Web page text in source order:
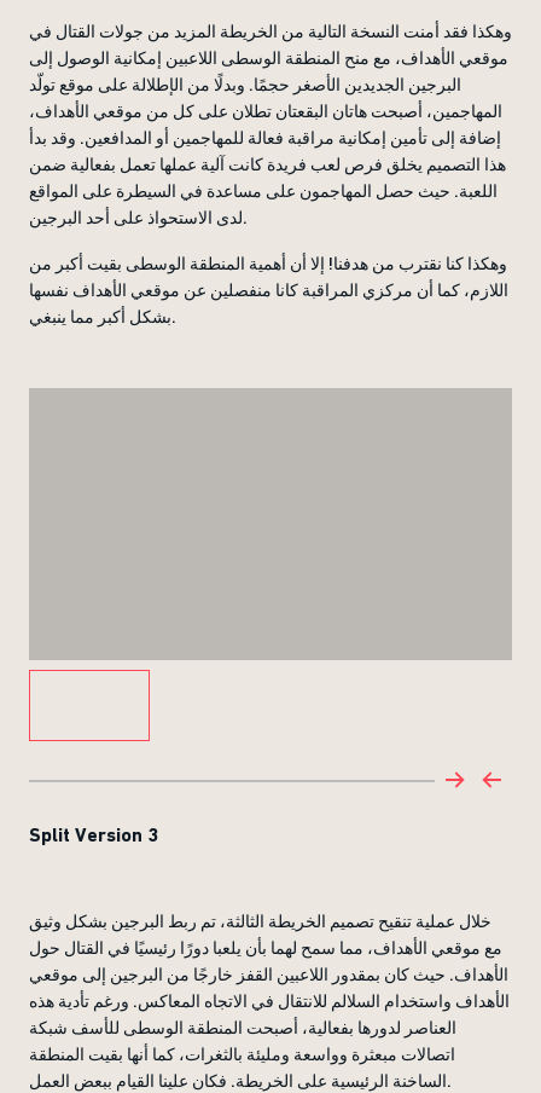
وهكذا فقد أمنت النسخة التالية من الخريطة المزيد من جولات القتال في
موقعي الأهداف، مع منح المنطقة الوسطى اللاعبين إمكانية الوصول إلى
البرجين الجديدين الأصغر حجمًا. وبدلًا من الإطلالة على موقع تولّد
المهاجمين، أصبحت هاتان البقعتان تطلان على كل من موقعي الأهداف،
إضافة إلى تأمين إمكانية مراقبة فعالة للمهاجمين أو المدافعين. وقد بدأ
هذا التصميم يخلق فرص لعب فريدة كانت آلية عملها تعمل بفعالية ضمن
اللعبة. حيث حصل المهاجمون على مساعدة في السيطرة على المواقع
لدى الاستحواذ على أحد البرجين.
وهكذا كنا نقترب من هدفنا! إلا أن أهمية المنطقة الوسطى بقيت أكبر من
اللازم، كما أن مركزي المراقبة كانا منفصلين عن موقعي الأهداف نفسها
بشكل أكبر مما ينبغي.
Split Version 3
خلال عملية تنقيح تصميم الخريطة الثالثة، تم ربط البرجين بشكل وثيق
مع موقعي الأهداف، مما سمح لهما بأن يلعبا دورًا رئيسيًا في القتال حول
الأهداف. حيث كان بمقدور اللاعبين القفز خارجًا من البرجين إلى موقعي
الأهداف واستخدام السلالم للانتقال في الاتجاه المعاكس. ورغم تأدية هذه
العناصر لدورها بفعالية، أصبحت المنطقة الوسطى للأسف شبكة
اتصالات مبعثرة وواسعة ومليئة بالثغرات، كما أنها بقيت المنطقة
الساخنة الرئيسية على الخريطة. فكان علينا القيام ببعض العمل.